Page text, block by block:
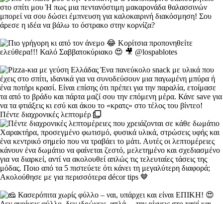
Πέντε διαχρονικές λεπτομέρ